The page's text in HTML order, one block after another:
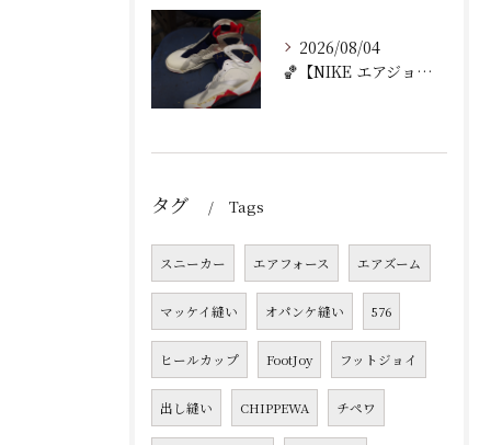
2026/08/04
🏀【NIKE エアジョーダン7 加水分解修理｜ミッドソール交...
タグ Tags
スニーカー エアフォース エアズーム
マッケイ縫い オパンケ縫い 576
ヒールカップ FootJoy フットジョイ
出し縫い CHIPPEWA チペワ